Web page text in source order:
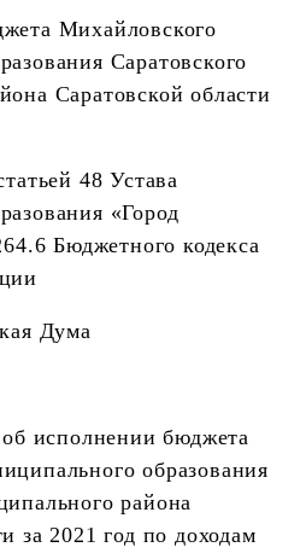
Михайловского
Саратовского
Саратовской области
48 Устава
«Город
Бюджетного кодекса
Дума
исполнении бюджета
образования
района
за 2021 год по доходам